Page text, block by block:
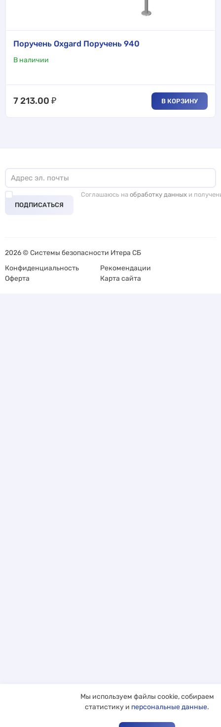
Поручень Oxgard Поручень 940
В наличии
7 213.00 ₽ В КОРЗИНУ
ПОДПИСАТЬСЯ
Соглашаюсь на обработку данных и
2026 © Системы безопасности Итера СБ
Конфиденциальность
Рекомендации
Оферта
Карта сайта
Мы используем файлы cookie, собираем
статистику и персональные данные.